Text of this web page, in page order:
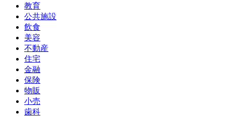
教育
公共施設
飲食
美容
不動産
住宅
金融
保険
物販
小売
歯科